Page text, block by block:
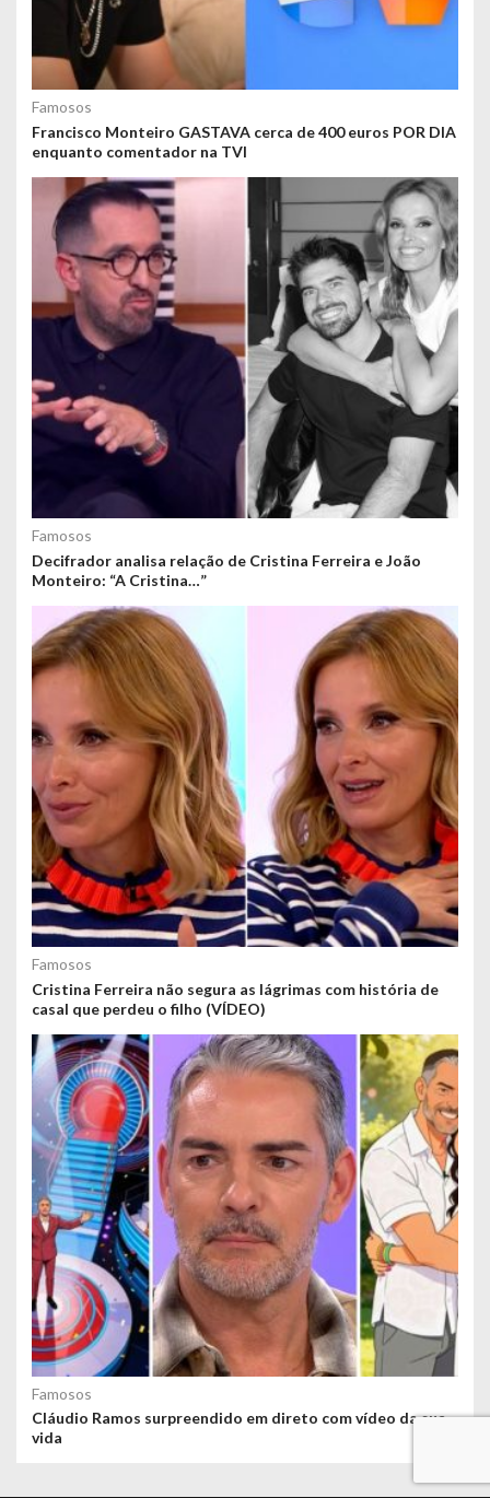
Famosos
Francisco Monteiro GASTAVA cerca de 400 euros POR DIA
enquanto comentador na TVI
Famosos
Decifrador analisa relação de Cristina Ferreira e João
Monteiro: “A Cristina…”
Famosos
Cristina Ferreira não segura as lágrimas com história de
casal que perdeu o filho (VÍDEO)
Famosos
Cláudio Ramos surpreendido em direto com vídeo da sua
vida